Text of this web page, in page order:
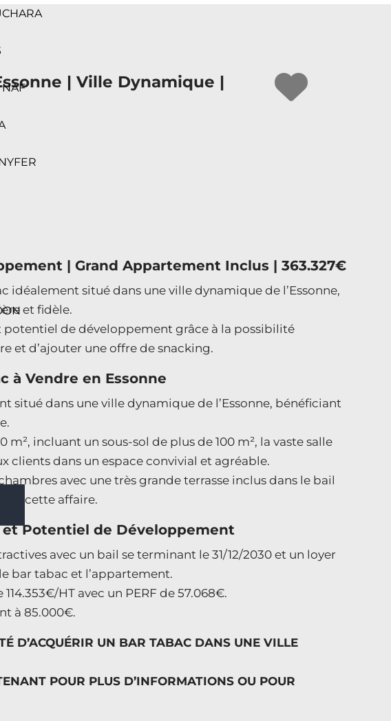
NAF
| Ville Dynamique |
| Grand Appartement Inclus | 363.327€
idéalement situé dans une ville dynamique de l’Essonne,
et fidèle.
potentiel de développement grâce à la possibilité
et d’ajouter une offre de snacking.
à Vendre en Essonne
situé dans une ville dynamique de l’Essonne, bénéficiant
m², incluant un sous-sol de plus de 100 m², la vaste salle
clients dans un espace convivial et agréable.
avec une très grande terrasse inclus dans le bail
à cette affaire.
Potentiel de Développement
avec un bail se terminant le 31/12/2030 et un loyer
bar tabac et l’appartement.
HT avec un PERF de 57.068€.
à 85.000€.
D’ACQUÉRIR UN BAR TABAC DANS UNE VILLE
POUR PLUS D’INFORMATIONS OU POUR